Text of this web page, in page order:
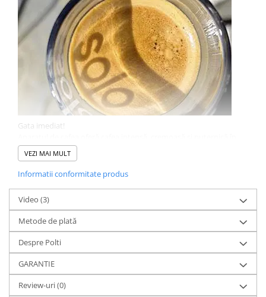
Gata imediat!
doar câteva momente, datorită capsulelor E.S.E. compostabil.
VEZI MAI MULT
Informatii conformitate produs
Video (3)
Metode de plată
Despre Polti
GARANTIE
Review-uri(0)